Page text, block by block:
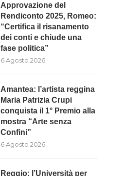
Approvazione del
Rendiconto 2025, Romeo:
“Certifica il risanamento
dei conti e chiude una
fase politica”
6 Agosto 2026
Amantea: l’artista reggina
Maria Patrizia Crupi
conquista il 1° Premio alla
mostra “Arte senza
Confini”
6 Agosto 2026
Reggio: l’Università per